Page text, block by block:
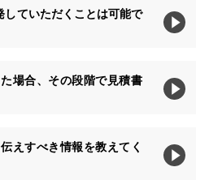
していただくことは可能で
場合、その段階で見積書
えすべき情報を教えてく